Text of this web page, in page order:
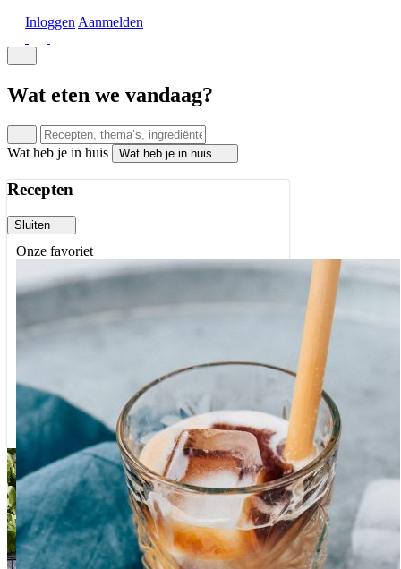
Inloggen Aanmelden
Wat eten we vandaag?
Wat heb je in huis Wat heb je in huis
Recepten
Sluiten
Onze favoriet